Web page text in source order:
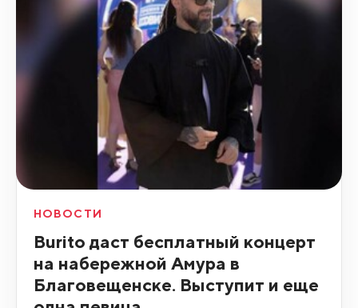
НОВОСТИ
Burito даст бесплатный концерт
на набережной Амура в
Благовещенске. Выступит и еще